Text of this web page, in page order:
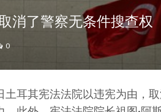
消了警察无条件搜查权
0
土耳其宪法法院以违宪为由，